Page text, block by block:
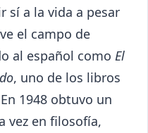
sí a la vida a pesar
el campo de
al español como El
, uno de los libros
1948 obtuvo un
vez en filosofía,